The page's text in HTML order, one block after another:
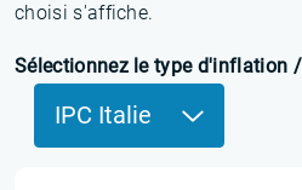
choisi s'affiche.
Sélectionnez le type d'inflation
IPC Italie